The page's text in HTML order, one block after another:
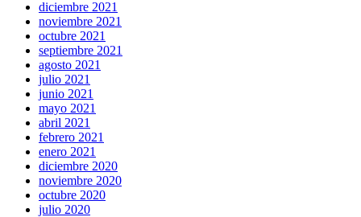
diciembre 2021
noviembre 2021
octubre 2021
septiembre 2021
agosto 2021
julio 2021
junio 2021
mayo 2021
abril 2021
febrero 2021
enero 2021
diciembre 2020
noviembre 2020
octubre 2020
julio 2020